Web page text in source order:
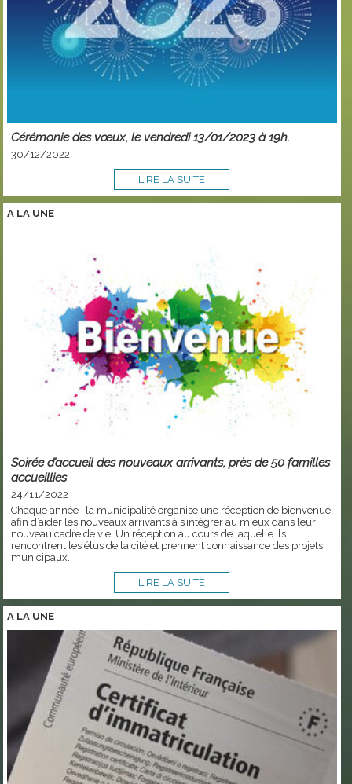
Cérémonie des vœux, le vendredi 13/01/2023 à 19h.
30/12/2022
LIRE LA SUITE
A LA UNE
Soirée d’accueil des nouveaux arrivants, près de 50 familles
accueillies
24/11/2022
Chaque année , la municipalité organise une réception de bienvenue
afin d’aider les nouveaux arrivants à s’intégrer au mieux dans leur
nouveau cadre de vie. Un réception au cours de laquelle ils
rencontrent les élus de la cité et prennent connaissance des projets
municipaux.
LIRE LA SUITE
A LA UNE